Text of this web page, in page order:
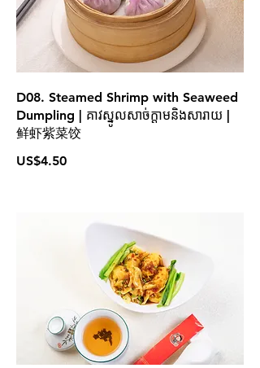
D08. Steamed Shrimp with Seaweed
Dumpling | គាវស្នូលសាច់ក្ដាមនិងសារាយ |
鲜虾紫菜饺
US$4.50